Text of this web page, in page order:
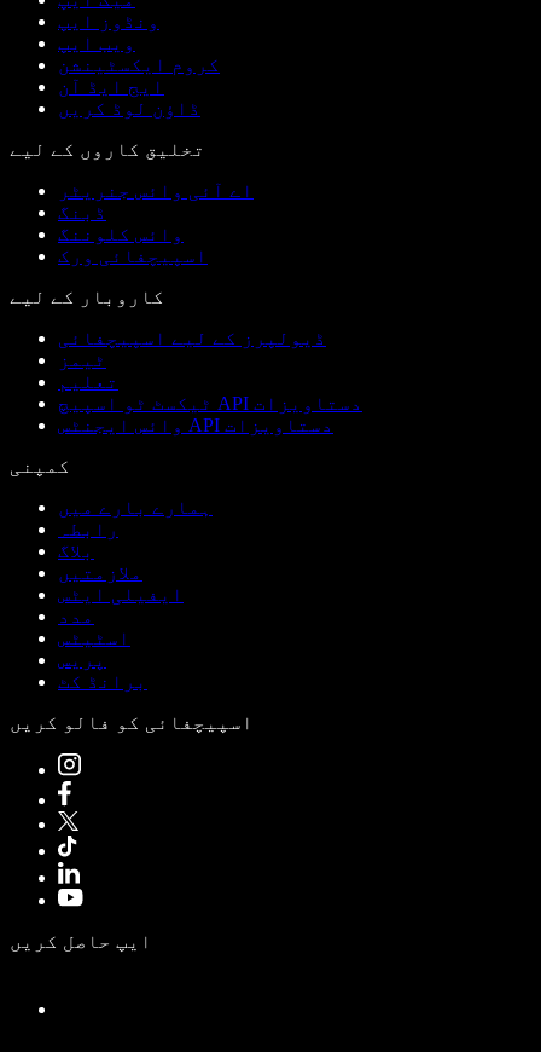
ونڈوز ایپ
ویب ایپ
کروم ایکسٹینشن
ایج ایڈ آن
ڈاؤن لوڈ کریں
تخلیق کاروں کے لیے
اے آئی وائس جنریٹر
ڈبنگ
وائس کلوننگ
اسپیچفائی ورک
کاروبار کے لیے
ڈیولپرز کے لیے اسپیچفائی
ٹیمز
تعلیم
ٹیکسٹ ٹو اسپیچ API دستاویزات
وائس ایجنٹس API دستاویزات
کمپنی
ہمارے بارے میں
رابطہ
بلاگ
ملازمتیں
ایفیلی ایٹس
مدد
اسٹیٹس
پریس
برانڈ کٹ
اسپیچفائی کو فالو کریں
ایپ حاصل کریں